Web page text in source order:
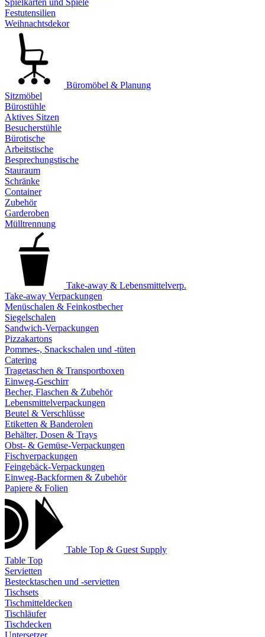
Spielkarten und Spiele
Festutensilien
Weihnachtsdekor
Büromöbel & Planung
Sitzmöbel
Bürostühle
Aktives Sitzen
Besucherstühle
Bürotische
Arbeitstische
Besprechungstische
Stauraum
Schränke
Container
Zubehör
Garderoben
Mülltrennung
Take-away & Lebensmittelverp.
Take-away Verpackungen
Menüschalen & Feinkostbecher
Siegelschalen
Sandwich-Verpackungen
Pizzakartons
Pommes-, Snackschalen und -tüten
Catering
Tragetaschen & Transportboxen
Einweg-Geschirr
Becher, Flaschen & Zubehör
Lebensmittelverpackungen
Beutel & Verschlüsse
Etiketten & Banderolen
Behälter, Dosen & Trays
Obst- & Gemüse-Verpackungen
Fischverpackungen
Feingebäck-Verpackungen
Einweg-Backformen & Zubehör
Papiere & Folien
Table Top & Guest Supply
Table Top
Servietten
Bestecktaschen und -servietten
Tischsets
Tischmitteldecken
Tischläufer
Tischdecken